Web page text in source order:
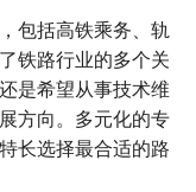
包括高铁乘务、轨
铁路行业的多个关
是希望从事技术维
方向。多元化的专
长选择最合适的路